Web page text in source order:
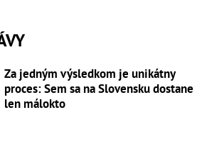
Za jedným výsledkom je unikátny
proces: Sem sa na Slovensku dostane
len málokto